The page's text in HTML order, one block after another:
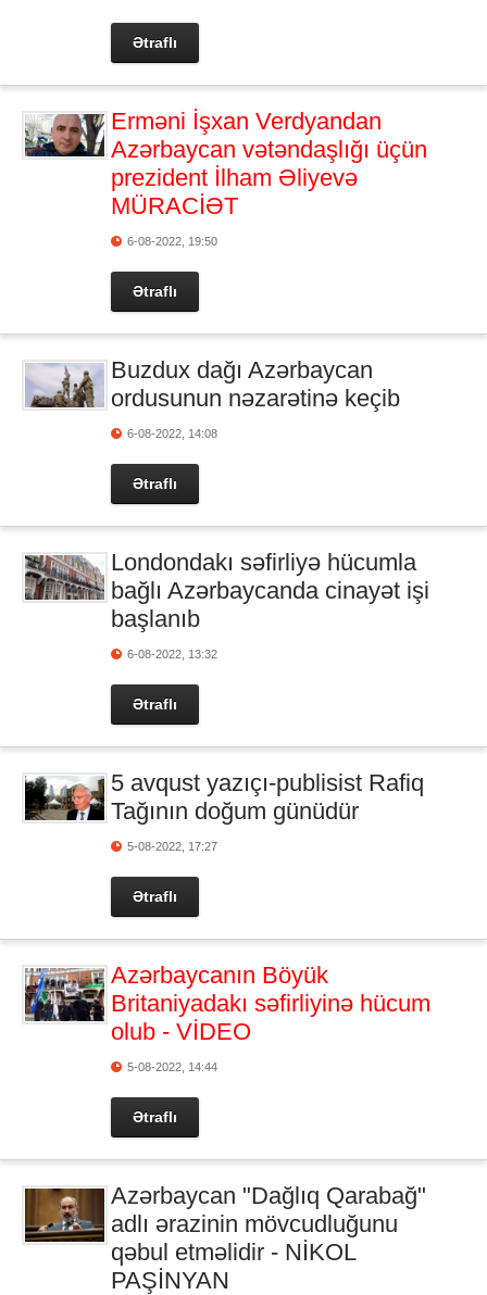
Ətraflı
Erməni İşxan Verdyandan
Azərbaycan vətəndaşlığı üçün
prezident İlham Əliyevə
MÜRACİƏT
6-08-2022, 19:50
Ətraflı
Buzdux dağı Azərbaycan
ordusunun nəzarətinə keçib
6-08-2022, 14:08
Ətraflı
Londondakı səfirliyə hücumla
bağlı Azərbaycanda cinayət işi
başlanıb
6-08-2022, 13:32
Ətraflı
5 avqust yazıçı-publisist Rafiq
Tağının doğum günüdür
5-08-2022, 17:27
Ətraflı
Azərbaycanın Böyük
Britaniyadakı səfirliyinə hücum
olub - VİDEO
5-08-2022, 14:44
Ətraflı
Azərbaycan "Dağlıq Qarabağ"
adlı ərazinin mövcudluğunu
qəbul etməlidir - NİKOL
PAŞİNYAN